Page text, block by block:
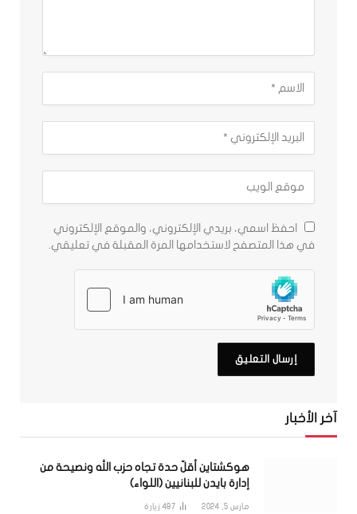
احفظ اسمي، بريدي الإلكتروني، والموقع الإلكتروني
في هذا المتصفح لاستخدامها المرة المقبلة في تعليقي.
آخر الأخبار
هوكشتاين أقلّ حدة تجاه حزب الله ونصيحة من
إدارة بايدن للبنانيين (اللواء)
مارس 5, 2024 487 زيارة